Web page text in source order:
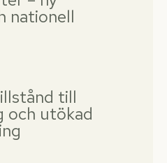
nationell
till
och utökad